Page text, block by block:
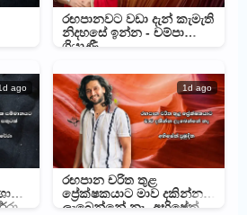
රඟපානවට වඩා දැන් කැමැති
නිදහසේ ඉන්න - චම්පා
ශ්‍රියාණී
ago 1d ago
රඟපාන චරිත තුළ
ප්‍රේක්ෂකයාට මාව දකින්න
ලැබෙන්නේ නෑ -අභිෂේක්